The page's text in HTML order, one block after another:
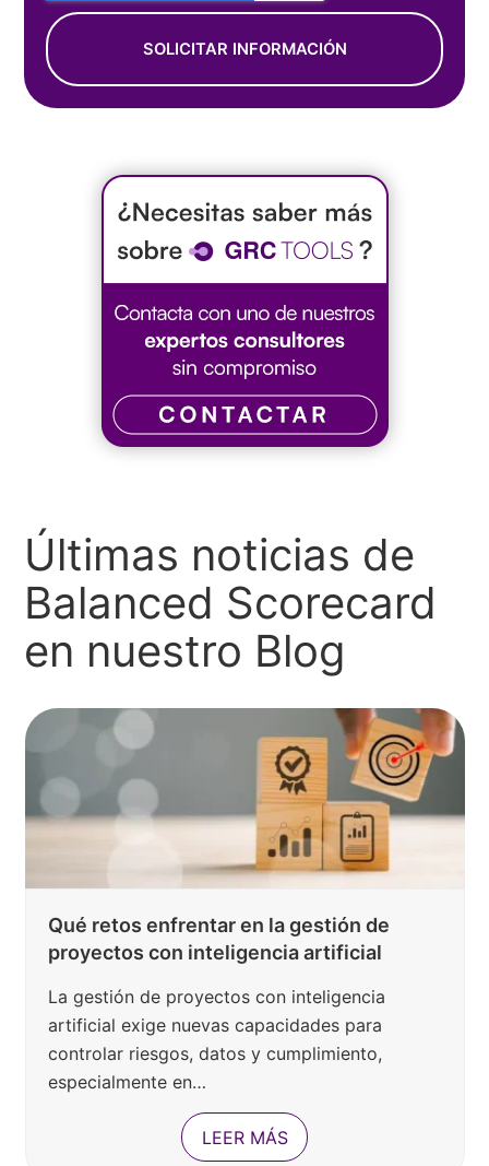
Últimas noticias de
Balanced Scorecard
en nuestro Blog
Qué retos enfrentar en la gestión de
proyectos con inteligencia artificial
La gestión de proyectos con inteligencia
artificial exige nuevas capacidades para
controlar riesgos, datos y cumplimiento,
especialmente en…
LEER MÁS